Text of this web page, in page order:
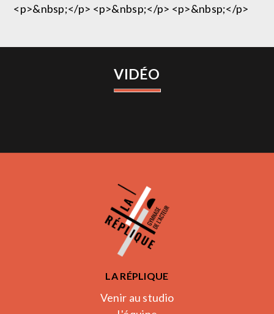
<p>&nbsp;</p> <p>&nbsp;</p> <p>&nbsp;</p>
VIDÉO
LA RÉPLIQUE
Venir au studio